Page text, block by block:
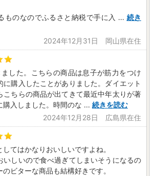
ものなのでふるさと納税で手に入 ... 続き
2024年12月31日 岡山県在住
した。こちらの商品は息子が筋力をつけ
に購入したことがありました。ダイエット
こちらの商品が出てきて最近中年太りが著
購入しました。時間のな ... 続きを読む
2024年12月28日 広島県在住
てはかなりおいしいですよね。
いしいので食べ過ぎてしまいそうになるの
ビターな商品も結構好きです。